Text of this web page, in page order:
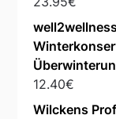
12.40€
Wilckens